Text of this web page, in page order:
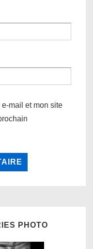
mail et mon site
PHOTO